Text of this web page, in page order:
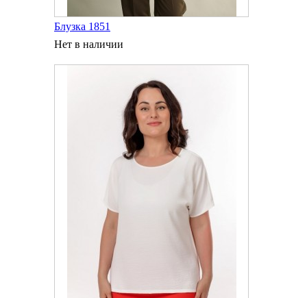
Блузка 1851
Нет в наличии